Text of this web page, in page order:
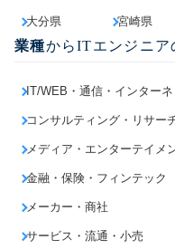
大分県 宮崎県
業種からITエンジニア
IT/WEB・通信・インターネ
コンサルティング・リサー
メディア・エンターテイメ
金融・保険・フィンテック
メーカー・商社
サービス・流通・小売